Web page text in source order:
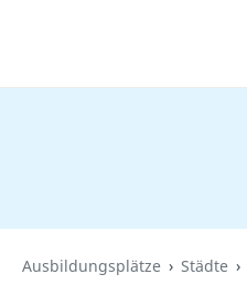
Ausbildungsplätze Städte